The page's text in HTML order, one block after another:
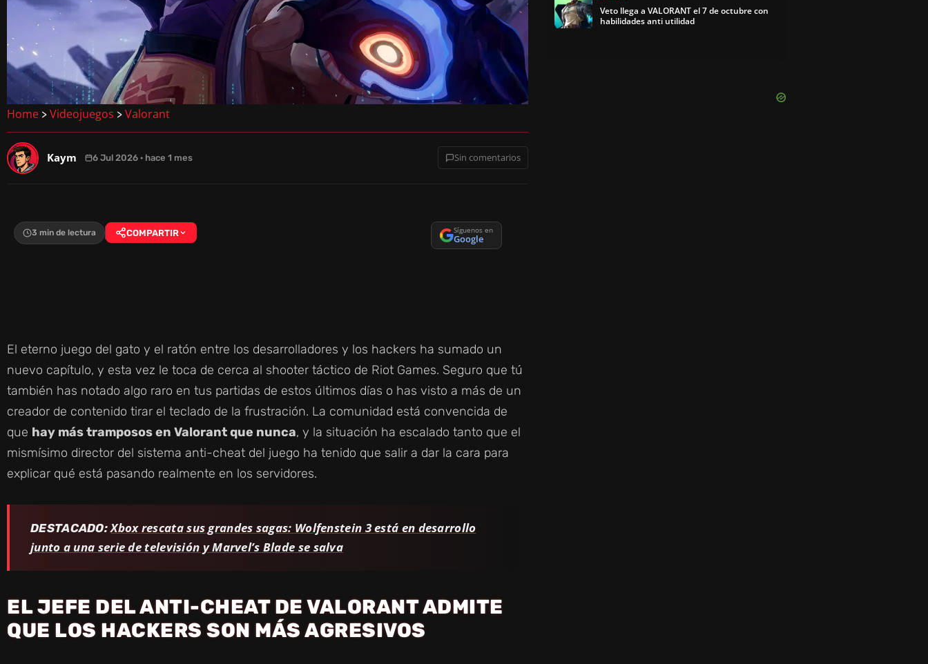
Home > Videojuegos > Valorant
Kaym 6 Jul 2026 · hace 1 mes Sin comentarios
3 min de lectura COMPARTIR Síguenos en
Google
El eterno juego del gato y el ratón entre los desarrolladores y los hackers ha sumado un
nuevo capítulo, y esta vez le toca de cerca al shooter táctico de Riot Games. Seguro que tú
también has notado algo raro en tus partidas de estos últimos días o has visto a más de un
creador de contenido tirar el teclado de la frustración. La comunidad está convencida de
que hay más tramposos en Valorant que nunca, y la situación ha escalado tanto que el
mismísimo director del sistema anti-cheat del juego ha tenido que salir a dar la cara para
explicar qué está pasando realmente en los servidores.
DESTACADO:Xbox rescata sus grandes sagas: Wolfenstein 3 está en desarrollo
junto a una serie de televisión y Marvel’s Blade se salva
EL JEFE DEL ANTI-CHEAT DE VALORANT ADMITE
QUE LOS HACKERS SON MÁS AGRESIVOS
Veto llega a VALORANT el 7 de octubre con
habilidades anti utilidad